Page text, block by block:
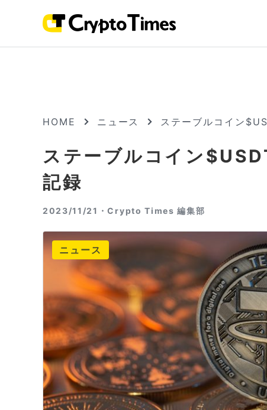
HOME ニュース ステーブルコイン
ステーブルコイン
記録
2023/11/21・Crypto Times 編集部
ニュース